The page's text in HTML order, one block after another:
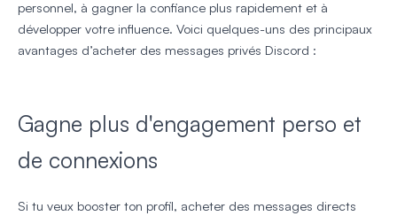
personnel, à gagner la confiance plus rapidement et à
développer votre influence. Voici quelques-uns des principaux
avantages d’acheter des messages privés Discord :
Gagne plus d'engagement perso et
de connexions
Si tu veux booster ton profil, acheter des messages directs